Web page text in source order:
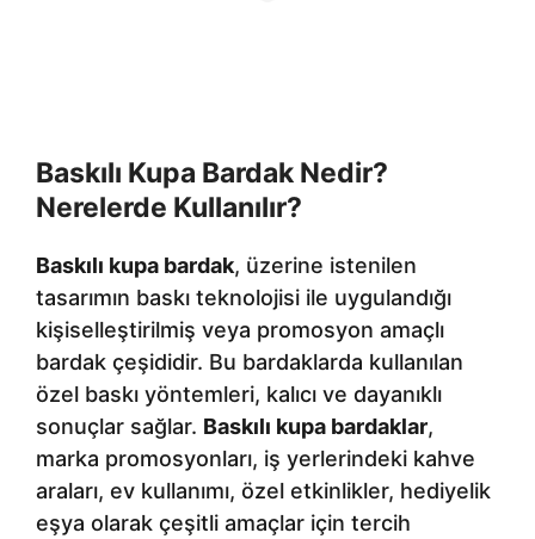
Baskılı Kupa Bardak Nedir?
Nerelerde Kullanılır?
Baskılı kupa bardak, üzerine istenilen
tasarımın baskı teknolojisi ile uygulandığı
kişiselleştirilmiş veya promosyon amaçlı
bardak çeşididir. Bu bardaklarda kullanılan
özel baskı yöntemleri, kalıcı ve dayanıklı
sonuçlar sağlar. Baskılı kupa bardaklar,
marka promosyonları, iş yerlerindeki kahve
araları, ev kullanımı, özel etkinlikler, hediyelik
eşya olarak çeşitli amaçlar için tercih